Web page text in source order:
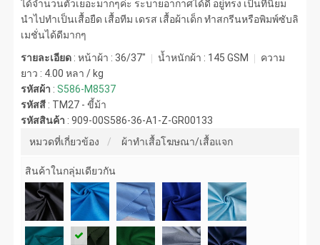
ได้จำนวนตัวเยอะมากๆค่ะ ระบายอากาศได้ดี อยู่ทรง เป็นที่นิยม
นำไปทำเป็นเสื้อยืด เสื้อทีม เดรส เสื้อผ้าเด็ก ทำสกรีนหรือพิมพ์ซับลิ
เมชั่นได้ดีมากๆ
รายละเอียด : หน้าผ้า : 36/37" น้ำหนักผ้า : 145 GSM
ความ
ยาว : 4.00 หลา / kg
รหัสผ้า :S586-M8537
รหัสสี : TM27 - ขี้ม้า
รหัสสินค้า :909-00S586-36-A1-Z-GR00133
หมวดที่เกี่ยวข้อง
ผ้าทำเสื้อโฆษณา/เสื้อแจก
สินค้าในกลุ่มเดียวกัน